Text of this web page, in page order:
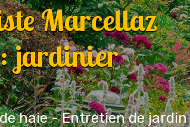
Marcellaz
jardinier
haie - Entretien de jardin